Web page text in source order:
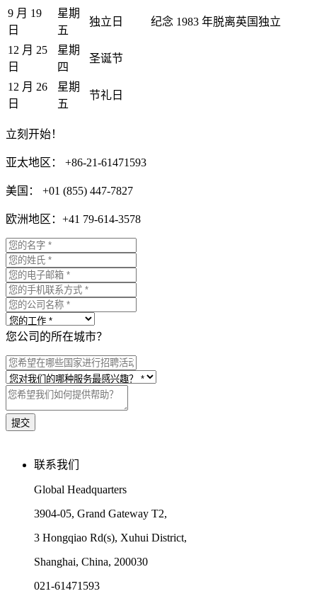
9 月 19
日
星期
五
独立日 纪念 1983 年脱离英国独立
12 月 25
日
星期
四
圣诞节
12 月 26
日
星期
五
节礼日
立刻开始！
亚太地区： +86-21-61471593
美国： +01 (855) 447-7827
欧洲地区：+41 79-614-3578
您公司的所在城市？
联系我们
Global Headquarters
3904-05, Grand Gateway T2,
3 Hongqiao Rd(s), Xuhui District,
Shanghai, China, 200030
021-61471593